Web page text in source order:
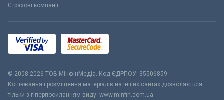
Страхові компанії
© 2008-2026 ТОВ МiнфiнМедiа. Код ЄДРПОУ: 35506859
Копіювання і розміщення матеріалів на інших сайтах дозволяється
тільки з гіперпосиланням виду: www.minfin.com.ua